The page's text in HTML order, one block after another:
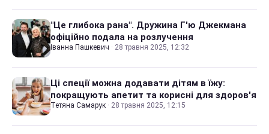
"Це глибока рана". Дружина Г'ю Джекмана
офіційно подала на розлучення
Іванна Пашкевич · 28 травня 2025, 12:32
Ці спеції можна додавати дітям в їжу:
покращують апетит та корисні для здоров'я
Тетяна Самарук · 28 травня 2025, 12:15